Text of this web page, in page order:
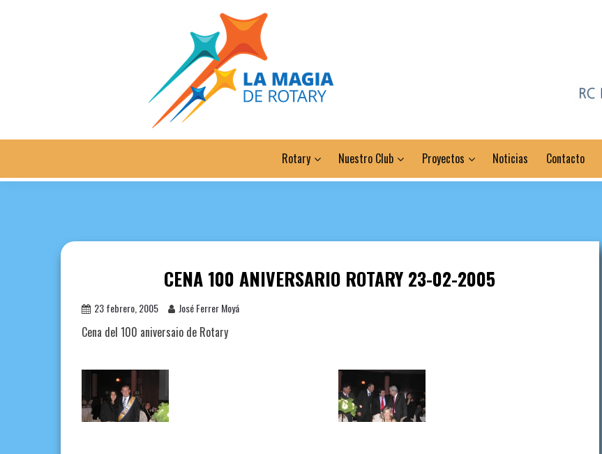
Rotary Nuestro Club Proyectos Noticias Contacto
CENA 100 ANIVERSARIO ROTARY 23-02-2005
23 febrero, 2005 José Ferrer Moyá
Cena del 100 aniversaio de Rotary